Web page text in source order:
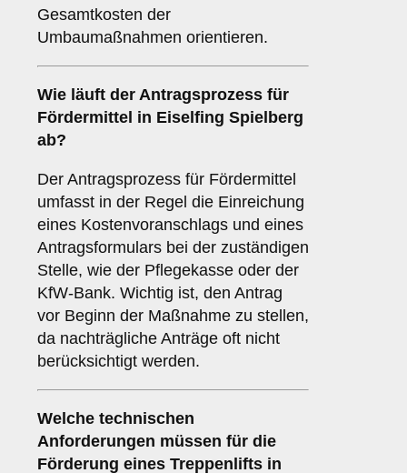
Gesamtkosten der
Umbaumaßnahmen orientieren.
Wie läuft der Antragsprozess für
Fördermittel in Eiselfing Spielberg
ab?
Der Antragsprozess für Fördermittel
umfasst in der Regel die Einreichung
eines Kostenvoranschlags und eines
Antragsformulars bei der zuständigen
Stelle, wie der Pflegekasse oder der
KfW-Bank. Wichtig ist, den Antrag
vor Beginn der Maßnahme zu stellen,
da nachträgliche Anträge oft nicht
berücksichtigt werden.
Welche technischen
Anforderungen müssen für die
Förderung eines Treppenlifts in